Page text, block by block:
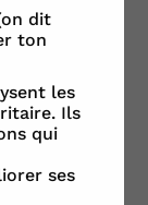
PAR
AU
dit
ton
les
Ils
qui
ses